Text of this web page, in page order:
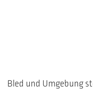
Bled und Umgebung